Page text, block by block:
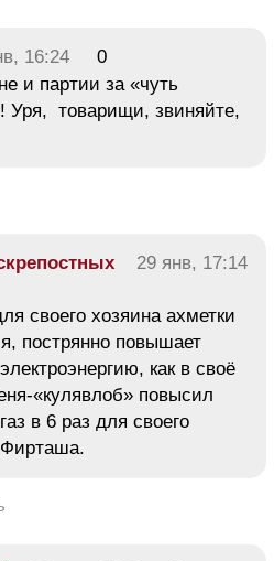
16:24
0
и партии за «чуть
Уря, товарищи, звиняйте,
29 янв, 17:14
своего хозяина ахметки
пострянно повышает
как в своё
«кулявлоб» повысил
в 6 раз для своего